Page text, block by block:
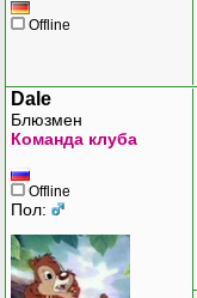
Offline
Dale
Блюзмен
Команда клуба
Offline
Пол: